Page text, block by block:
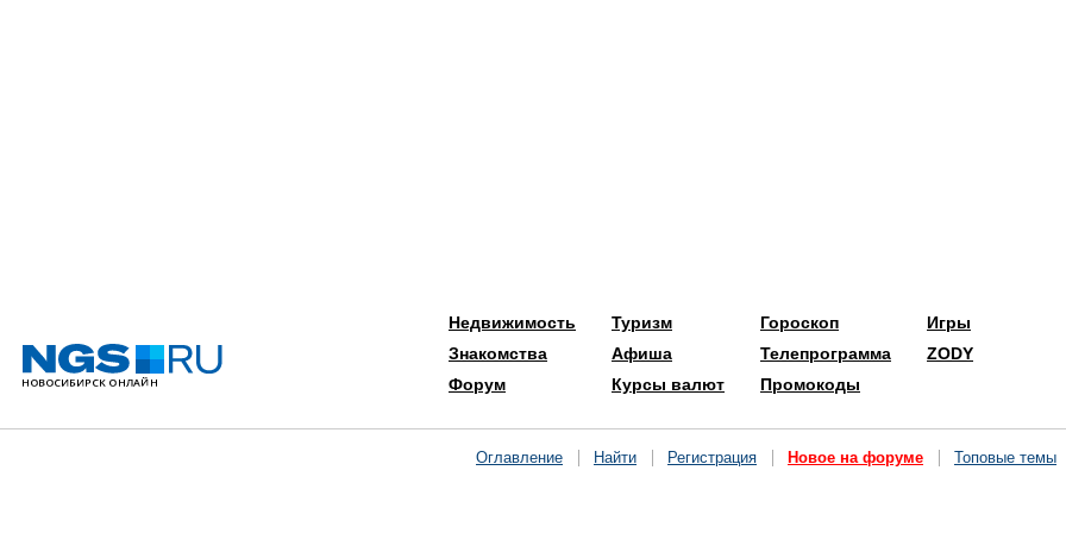
Недвижимость
Знакомства
Форум
Туризм
Афиша
Курсы валют
Гороскоп
Телепрограмма
Промокоды
Игры
ZODY
Оглавление Найти Регистрация Новое на форуме Топовые темы